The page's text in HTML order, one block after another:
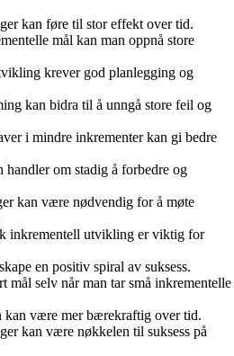
kan føre til stor effekt over tid.
mål kan man oppnå store
krever god planlegging og
kan bidra til å unngå store feil og
i mindre inkrementer kan gi bedre
om stadig å forbedre og
kan være nødvendig for å møte
inkrementell utvikling er viktig for
en positiv spiral av suksess.
mål selv når man tar små inkrementelle
kan være mer bærekraftig over tid.
kan være nøkkelen til suksess på